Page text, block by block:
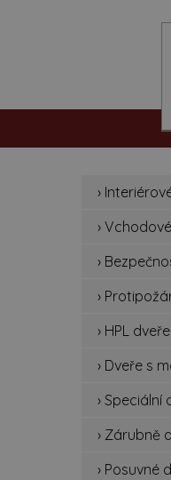
›
›
›
›
› HPL dveře
› Dveře s
› Speciální
› Zárubně
› Posuvné